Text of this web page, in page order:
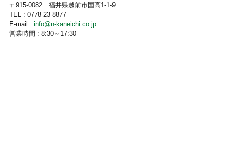
〒915-0082 福井県越前市国高1-1-9
TEL : 0778-23-8877
E-mail : info@n-kaneichi.co.jp
営業時間 : 8:30～17:30